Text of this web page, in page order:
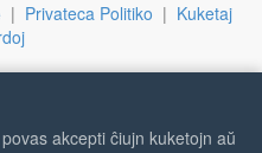
| Privateca Politiko | Kuketaj
akcepti ĉiujn kuketojn aŭ